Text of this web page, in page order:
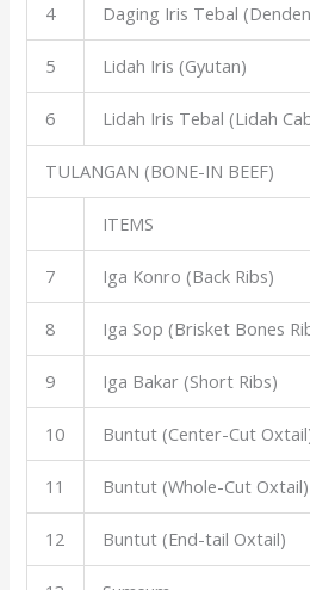
4 Daging Iris Tebal
5 Lidah Iris (Gyutan)
6 Lidah Iris Tebal (Lidah
TULANGAN (BONE-IN BEEF)
ITEMS
7 Iga Konro (Back Ribs)
8 Iga Sop (Brisket Bones
9 Iga Bakar (Short Ribs)
10 Buntut (Center-Cut
11 Buntut (Whole-Cut Oxtail)
12 Buntut (End-tail Oxtail)